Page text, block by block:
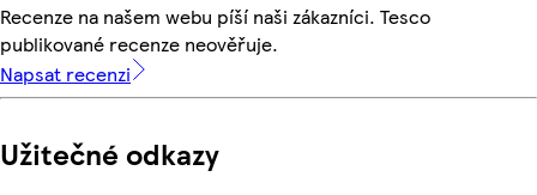
Recenze na našem webu píší naši zákazníci. Tesco
publikované recenze neověřuje.
Napsat recenzi
Užitečné odkazy